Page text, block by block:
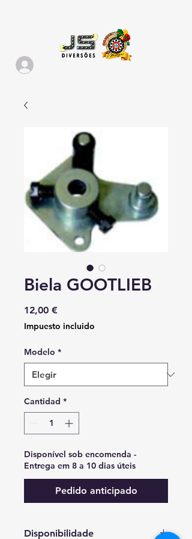
Biela GOOTLIEB
12,00 €
Impuesto incluido
Modelo *
Cantidad *
Disponível sob encomenda -
Entrega em 8 a 10 dias úteis
Pedido anticipado
Disponibilidade